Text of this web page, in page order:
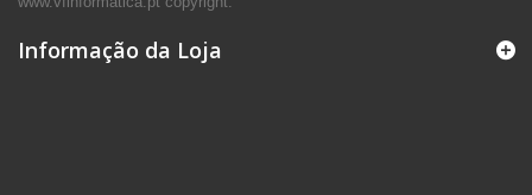
Informação da Loja